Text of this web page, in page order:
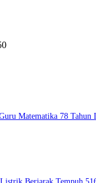
Matematika 78 Tahun